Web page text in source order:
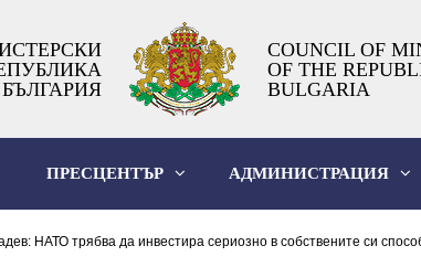
БЪЛГАРИЯ
COUNCIL OF
OF THE
BULGARIA
ПРЕСЦЕНТЪР АДМИНИСТРАЦИЯ
НАТО трябва да инвестира сериозно в собствените си